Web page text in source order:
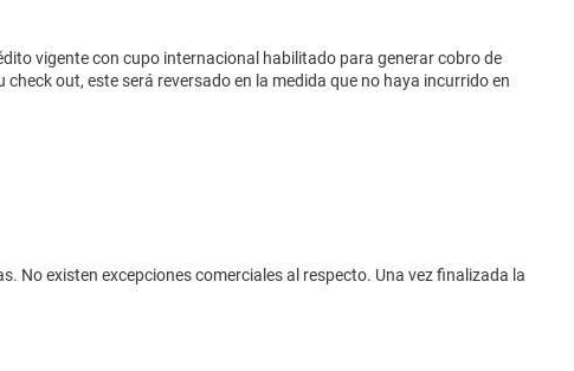
vigente con cupo internacional habilitado para generar cobro de
out, este será reversado en la medida que no haya incurrido en
No existen excepciones comerciales al respecto. Una vez finalizada la